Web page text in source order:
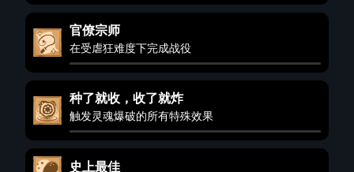
官僚宗师
在受虐狂难度下完成战役
种了就收，收了就炸
触发灵魂爆破的所有特殊效果
史上最佳